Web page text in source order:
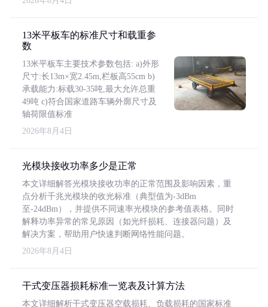
13米平板车的标准尺寸和载重参
数
13米平板车主要技术参数包括: a)外形
尺寸:长13m×宽2.45m,栏板高55cm b)
承载能力:标载30-35吨,最大允许总重
49吨 c)符合国家道路车辆外廓尺寸及
轴荷限值标准
2026年8月4日
光模块接收功率多少是正常
本文详细解答光模块接收功率的正常范围及影响因素，重
点分析千兆光模块的收光标准（典型值为-3dBm
至-24dBm），并提供不同速率光模块的参考值表格。同时
解释功率异常的常见原因（如光纤损耗、连接器问题）及
解决方案，帮助用户快速判断网络性能问题。
2026年8月4日
干式变压器损耗标准一览表及计算方法
本文详细解析干式变压器空载损耗、负载损耗的国家标准